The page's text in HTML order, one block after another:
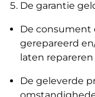
De garantie
De consument
gerepareerd
laten
De geleverde